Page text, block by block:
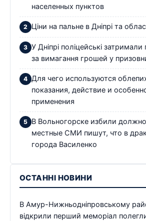
населенных пунктов
Ціни на пальне в Дніпрі та
У Дніпрі поліцейські затримали
за вимагання грошей у
Для чего используются
показания, действие и
применения
В Вольногорске избили
местные СМИ пишут, что в
города Василенко
ОСТАННІ НОВИНИ
В Амур-Нижньодніпровському
відкрили перший меморіал